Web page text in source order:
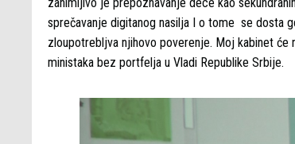
sprečavanje digitanog nasilja I o tome se dosta
zloupotrebljva njihovo poverenje. Moj kabinet će
ministaka bez portfelja u Vladi Republike Srbije.